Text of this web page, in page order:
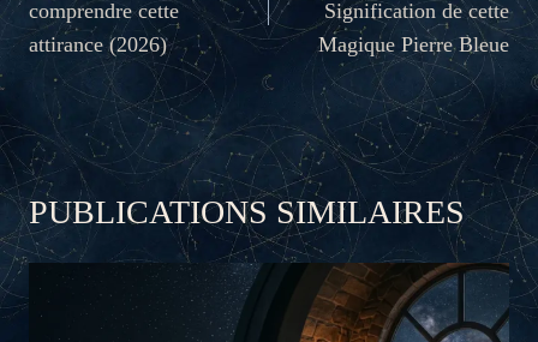
L’ARTICLE
comprendre cette
attirance (2026)
Signification de cette
Magique Pierre Bleue
PUBLICATIONS SIMILAIRES